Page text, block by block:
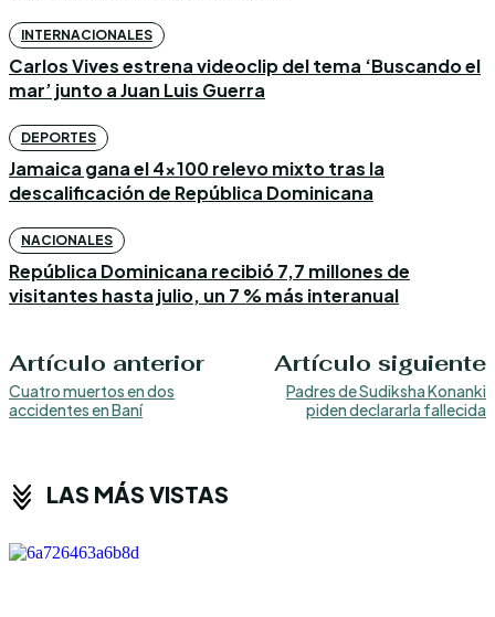
INTERNACIONALES
Carlos Vives estrena videoclip del tema ‘Buscando el
mar’ junto a Juan Luis Guerra
DEPORTES
Jamaica gana el 4×100 relevo mixto tras la
descalificación de República Dominicana
NACIONALES
República Dominicana recibió 7,7 millones de
visitantes hasta julio, un 7 % más interanual
Artículo anterior
Cuatro muertos en dos
accidentes en Baní
Artículo siguiente
Padres de Sudiksha Konanki
piden declararla fallecida
LAS MÁS VISTAS